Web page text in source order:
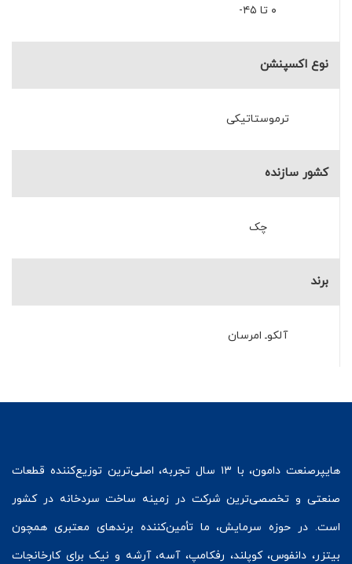
۰ تا ۴۵-
نوع اکسپنشن
ترموستاتیکی
کشور سازنده
چک
برند
آلکوـ امرسان
هایپرصنعت
دامون، با ۱۳ سال تجربه، اصلی‌ترین توزیع‌کننده قطعات
صنعتی و تخصصی‌ترین شرکت در زمینه ساخت سردخانه در کشور
است. در حوزه سرمایش، ما تأمین‌کننده برندهای معتبری همچون
بیتزر، دانفوس،کوپلند، رفکامپ، آسه، آرشه و نیک برای کارخانجات